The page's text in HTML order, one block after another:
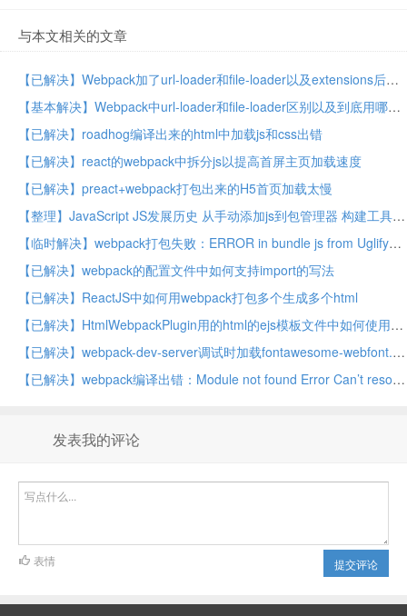
与本文相关的文章
【已解决】Webpack加了url-loader和file-loader以及extensions后打包出错：configuration.resolve.extensions[0] should not be empty
【基本解决】Webpack中url-loader和file-loader区别以及到底用哪个
【已解决】roadhog编译出来的html中加载js和css出错
【已解决】react的webpack中拆分js以提高首屏主页加载速度
【已解决】preact+webpack打包出来的H5首页加载太慢
【整理】JavaScript JS发展历史 从手动添加js到包管理器 构建工具
【临时解决】webpack打包失败：ERROR in bundle js from UglifyJs Unexpected token punc
【已解决】webpack的配置文件中如何支持import的写法
【已解决】ReactJS中如何用webpack打包多个生成多个html
【已解决】HtmlWebpackPlugin用的html的ejs模板文件中如何使用条件判断
【已解决】webpack-dev-server调试时加载fontawesome-webfont.woff失败
【已解决】webpack编译出错：Module not found Error Can’t resolve fbjs/lib/warning
发表我的评论
提交评论
表情